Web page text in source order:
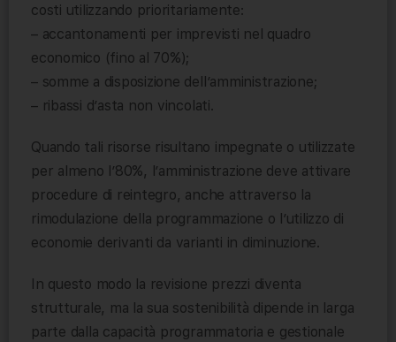
costi utilizzando prioritariamente:
– accantonamenti per imprevisti nel quadro
economico (fino al 70%);
– somme a disposizione dell’amministrazione;
– ribassi d’asta non vincolati.
Quando tali risorse risultano impegnate o utilizzate
per almeno l’80%, l’amministrazione deve attivare
procedure di reintegro, anche attraverso la
rimodulazione della programmazione o l’utilizzo di
economie derivanti da varianti in diminuzione.
In questo modo la revisione prezzi diventa
strutturale, ma la sua sostenibilità dipende in larga
parte dalla capacità programmatoria e gestionale